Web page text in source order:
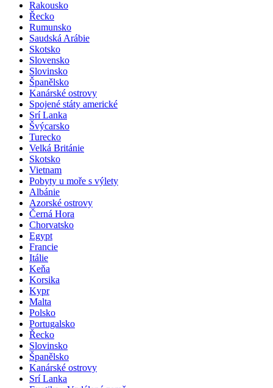
Rakousko
Řecko
Rumunsko
Saudská Arábie
Skotsko
Slovensko
Slovinsko
Španělsko
Kanárské ostrovy
Spojené státy americké
Srí Lanka
Švýcarsko
Turecko
Velká Británie
Skotsko
Vietnam
Pobyty u moře s výlety
Albánie
Azorské ostrovy
Černá Hora
Chorvatsko
Egypt
Francie
Itálie
Keňa
Korsika
Kypr
Malta
Polsko
Portugalsko
Řecko
Slovinsko
Španělsko
Kanárské ostrovy
Srí Lanka